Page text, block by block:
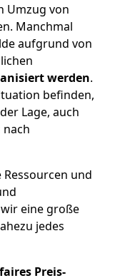
Umzug von
Manchmal
aufgrund von
werden.
befinden,
Lage, auch
und
eine große
jedes
Preis-